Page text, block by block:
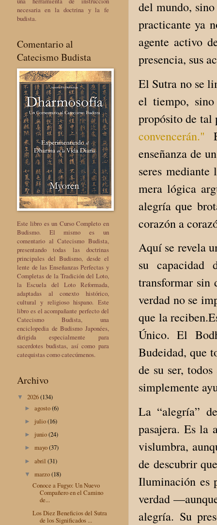
del mundo,
practicante ya
agente activo
presencia, sus
El Sutra no se
el tiempo,
propósito de
convencerán."
enseñanza de
seres
mera lógica
alegría que
corazón a
Aquí se revela
su capacidad
transformar sin
verdad no se
que la
Único. El
Budeidad, que
de su ser,
simplemente
La “alegría”
pasajera. Es la
vislumbra,
de descubrir
Iluminación es
verdad
alegría. Su
necesaria en la doctrina y la fe
budista.
Comentario al
Catecismo Budista
Este libro es un Curso Completo en
Budismo. El mismo es un
comentario al Catecismo Budista,
presentando todas las doctrinas
principales del Budismo, desde el
lente de las Enseñanzas Perfectas y
Completas de la Tradición del Loto,
la Escuela del Loto Reformada,
adaptadas al conexto histórico,
cultural y religioso hispano. Este
libro es el acompañante perfecto del
Catecismo Budista, una
enciclopedia de Budismo Japonées,
dirigida especialmente para
sacerdotes budistas, así como para
catequistas como catecúmenos.
Archivo
▼ 2026(134)
►agosto(6)
► julio(16)
► junio(24)
►mayo(37)
►abril(31)
▼marzo(18)
Conoce a Fugyo: Un Nuevo
Compañero en el Camino
de...
Los Diez Beneficios del Sutra
de los Significados ...